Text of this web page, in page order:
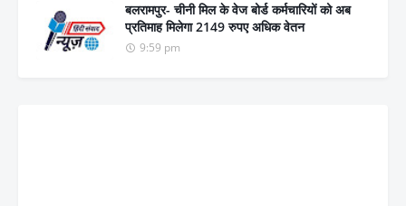
बलरामपुर- चीनी मिल के वेज बोर्ड कर्मचारियों को अब
प्रतिमाह मिलेगा 2149 रुपए अधिक वेतन
9:59 pm